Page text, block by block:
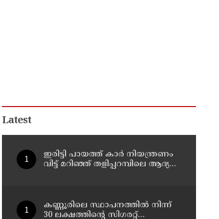
Latest
ഇരിട്ടി പായത്ത് കാർ നിയന്ത്രണം
വിട്ട് മറിഞ്ഞ് തളിപ്പറമ്പിലെ ആദ്യ
കണ്ണൂരിലെ സ്ഥാപനത്തിൽ നിന്ന്
30 ലക്ഷത്തിന്റെ സിഗരറ്റ്